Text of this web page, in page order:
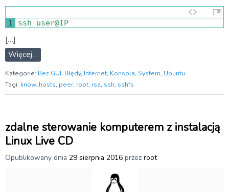
1 ssh user@IP
[…]
Więcej…
Kategorie: Bez GUI, Błędy, Internet, Konsola, System, Ubuntu
Tagi: know_hosts, peer, root, rsa, ssh, sshfs
zdalne sterowanie komputerem z instalacją
Linux Live CD
Opublikowany dnia 29 sierpnia 2016 przez root